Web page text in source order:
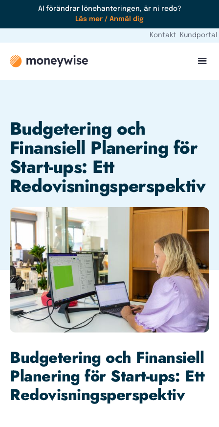
AI förändrar lönehanteringen, är ni redo?
Läs mer / Anmäl dig
Kontakt Kundportal
Budgetering och
Finansiell Planering för
Start-ups: Ett
Redovisningsperspektiv
Budgetering och Finansiell
Planering för Start-ups: Ett
Redovisningsperspektiv